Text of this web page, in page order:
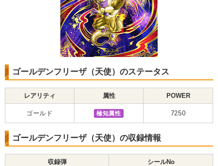
ゴールデンフリーザ（天使）のステータス
レアリティ 属性 POWER
ゴールド 極知属性 7250
ゴールデンフリーザ（天使）の収録情報
収録弾 シールNo